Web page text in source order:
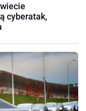
cyberatak,